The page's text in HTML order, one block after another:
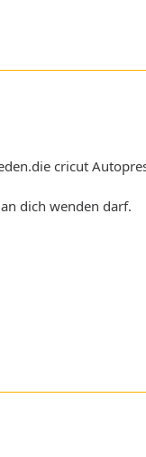
cricut
dich wenden darf.